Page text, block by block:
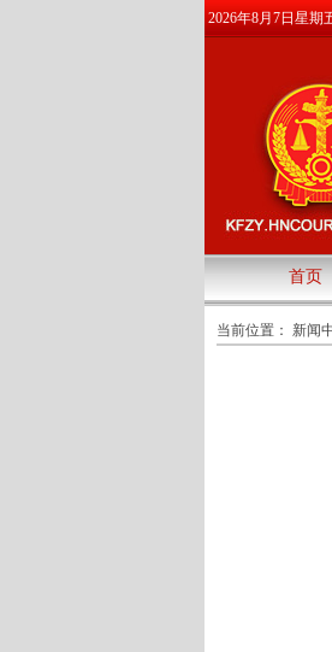
2026年8月7日星期
首页
当前位置： 新闻